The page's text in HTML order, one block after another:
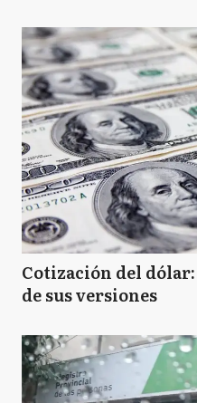
Cotización del
de sus versiones